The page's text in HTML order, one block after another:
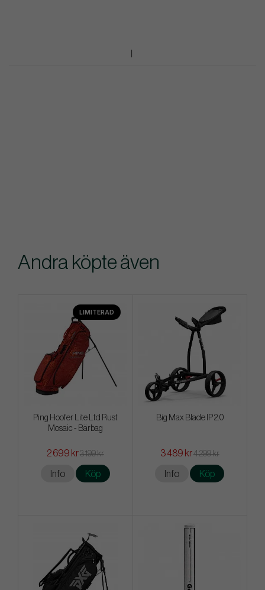
Andra köpte även
LIMITERAD
Ping Hoofer Lite Ltd Rust
Mosaic - Bärbag
2 699 kr3 199 kr
Info Köp
Big Max Blade IP 2.0
3 489 kr4 299 kr
Info Köp